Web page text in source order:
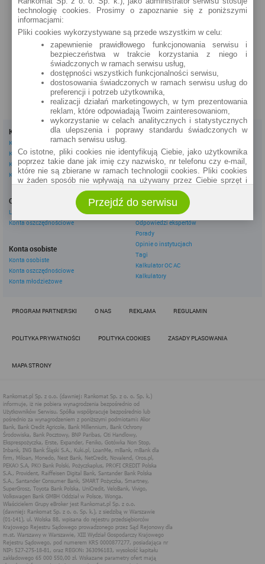
Brzesko
ul. Głowackiego 29
zobacz na mapie »
Kredyty
Kredyty gotówkowe
Kredyty hipoteczne
Kredyty konsolidacyjne
Kredyty na samochód
Oszczędzanie
Lokaty
Konta oszczędnościowe
Konta osobiste
Konta osobiste
Konta oszczędnościowe
Konta młodzieżowe
Dla firm
Konta firmowe
Leasingi
Inne
eBroker Ekstra
Odpowiedzi ekspertów
Porady
Opinie o instytucjach
Tagi
Kalkulator OC AC
Kalkulatory
PROGRAM PARTNERSKI O NAS REKLAMA REGULAMIN
POLITYKA PRYWATNOŚCI POLITYKA COOKIES ZASADY PLASOWANIA
MAPA STRONY
technologię cookies. Prosimy o zapoznanie się z poniższymi
informacjami:
Pliki cookies wykorzystywane są przede wszystkim w celu:
zapewnienie prawidłowego funkcjonowania serwisu i
bezpieczeństwa w trakcie korzystania z niego i
świadczonych w ramach serwisu usług,
dostępności wszystkich funkcjonalności serwisu,
dostosowania świadczonych w ramach serwisu usług do
preferencji i potrzeb użytkownika,
realizacji działań marketingowych, w tym prezentowania
reklam, które odpowiadają Twoim zainteresowaniom,
wykorzystanie w celach analitycznych i statystycznych
dla ulepszenia i poprawy standardu świadczonych w
ramach serwisu usług.
Co istotne, pliki cookies nie identyfikują Ciebie, jako użytkownika
poprzez takie dane jak imię czy nazwisko, nr telefonu czy e-mail,
które nie są zbierane w ramach technologii cookies. Pliki cookies
w żaden sposób nie wpływają na używany przez Ciebie sprzęt i
Zakres wykorzystywania plików cookies możliwy jest do
określenia w ustawieniach przeglądarki każdego użytkownika. Bez
wprowadzenia zmian ustawień, informacje w plikach cookies mogą
być zapisywane w pamięci Twojego urządzenia.
Administratorem danych pozyskiwanych w technologii cookies jest
spółka Rankomat.pl Sp. z o.o. (dawniej: Rankomat Sp. z o. o. Sp.
k.) z siedzibą w Warszawie, ul. Wolska 88, 01 - 141 Warszawa.
Możesz jako użytkownik w każdym czasie skontaktować się z
administratorem pod adresem bok@ebroker.pl, jak również wyrazić
obowiązującym prawem (zgodnie z tzw. RODO) w ramach tzw.
dostosowanie usług, świadczonych w ramach serwisu do potrzeb
Polityka Cookies serwisów
internetowych spółki Rankomat.pl Sp. z
o.o. (dawniej: Rankomat Sp. z o. o. Sp.
k.)
Rankomat.pl Sp. z o.o. (dawniej: Rankomat Sp. z o. o. Sp. k.), z
siedzibą w Warszawie (01-141), ul. Wolska 88, wpisana do rejestru
przedsiębiorców Krajowego Rejestru Sądowego prowadzonego
przez Sąd Rejonowy dla m.st. Warszawy w Warszawie, XIII
Wydział Gospodarczy Krajowego Rejestru Sądowego, pod
numerem KRS 0000877277, posiadająca nr NIP: 527-275-18-81,
oraz REGON: 363096183, zwana dalej "Rankomat" wykorzystuje
na swoich stronach internetowych technologię "cookies".
Zasady wykorzystania informacji dostarczonych przez
użytkownika w ramach technologii cookies w trakcie korzystania
ze stron internetowych i Rankomat określa niniejszy dokument.
Przejdź do serwisu